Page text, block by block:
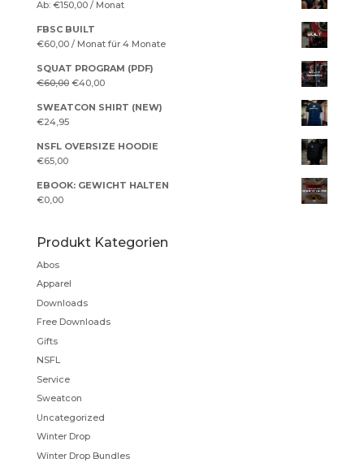
Ab: €150,00 / Monat
FBSC BUILT
€60,00 / Monat für 4 Monate
SQUAT PROGRAM (PDF)
€60,00 Ursprünglicher
war:
€40,00Aktueller
ist:
SWEATCON SHIRT (NEW)
€24,95
NSFL OVERSIZE HOODIE
€65,00
EBOOK: GEWICHT HALTEN
€0,00
Produkt Kategorien
Abos
Apparel
Downloads
Free Downloads
Gifts
NSFL
Service
Sweatcon
Uncategorized
Winter Drop
Winter Drop Bundles